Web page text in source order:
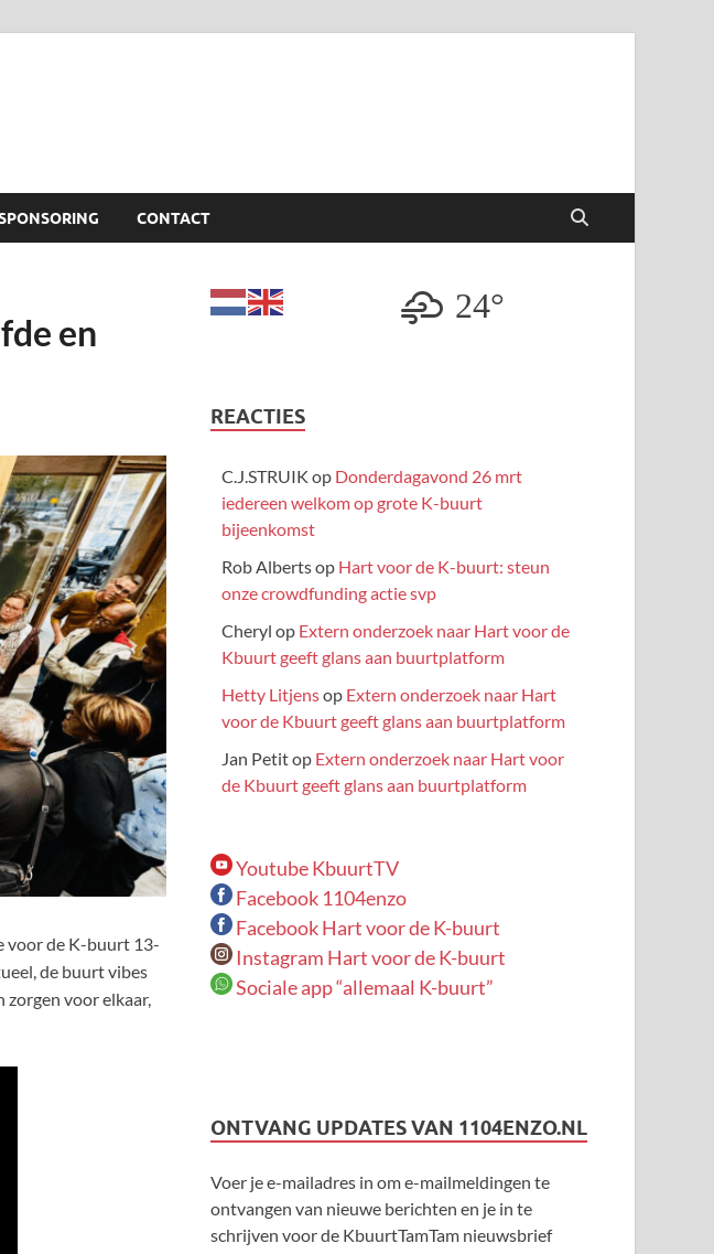
CONTACT
en
voor de K-buurt 13-
de buurt vibes
zorgen voor elkaar,
24°
REACTIES
C.J.STRUIK op Donderdagavond 26 mrt
iedereen welkom op grote K-buurt
bijeenkomst
Rob Albertsop Hart voor de K-buurt: steun
onze crowdfunding actie svp
Cheryl op Extern onderzoek naar Hart voor de
Kbuurt geeft glans aan buurtplatform
Hetty Litjensop Extern onderzoek naar Hart
voor de Kbuurt geeft glans aan buurtplatform
Jan Petitop Extern onderzoek naar Hart voor
de Kbuurt geeft glans aan buurtplatform
Youtube KbuurtTV
Facebook 1104enzo
Facebook Hart voor de K-buurt
Instagram Hart voor de K-buurt
Sociale app “allemaal K-buurt”
ONTVANG UPDATES VAN 1104ENZO.NL
Voer je e-mailadres in om e-mailmeldingen te
ontvangen van nieuwe berichten en je in te
schrijven voor de KbuurtTamTam nieuwsbrief